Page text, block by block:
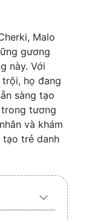
Malo
gương
này. Với
họ đang
sàng tạo
tương
và khám
tạo trẻ danh
Expand